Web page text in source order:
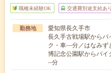
職種未経験OK 交通費別途支給あり
勤務地
愛知県長久手市
長久手古戦場駅からバ
ク・車---分／はなみ
博記念公園駅からバ
--分